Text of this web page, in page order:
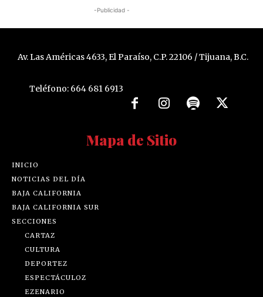
-Publicidad -
Av. Las Américas 4633, El Paraíso, C.P. 22106 / Tijuana, B.C.
Teléfono: 664 681 6913
Mapa de Sitio
INICIO
NOTICIAS DEL DÍA
BAJA CALIFORNIA
BAJA CALIFORNIA SUR
SECCIONES
CARTAZ
CULTURA
DEPORTEZ
ESPECTÁCULOZ
EZENARIO